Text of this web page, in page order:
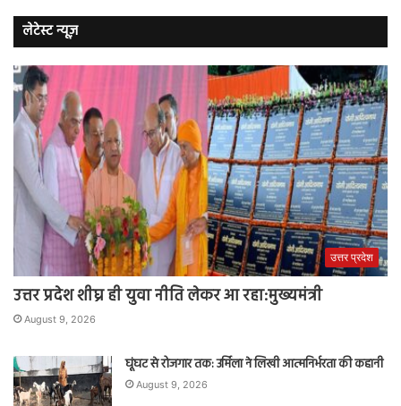
लेटेस्ट न्यूज़
उत्तर प्रदेश
उत्तर प्रदेश शीघ्र ही युवा नीति लेकर आ रहा:मुख्यमंत्री
August 9, 2026
घूंघट से रोजगार तक: उर्मिला ने लिखी आत्मनिर्भरता की कहानी
August 9, 2026